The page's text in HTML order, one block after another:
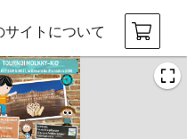
サイトについて
de Mölkky